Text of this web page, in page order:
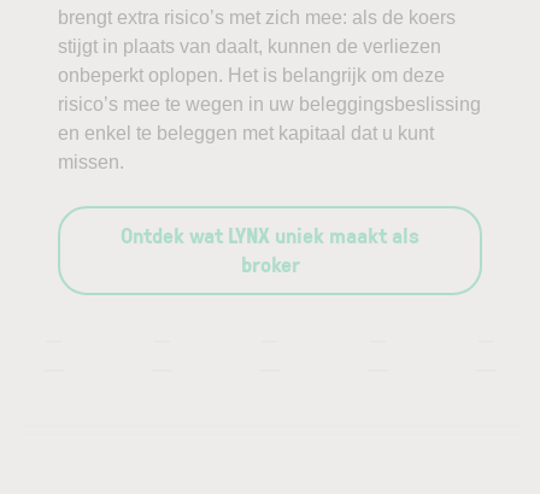
brengt extra risico’s met zich mee: als de koers
stijgt in plaats van daalt, kunnen de verliezen
onbeperkt oplopen. Het is belangrijk om deze
risico’s mee te wegen in uw beleggingsbeslissing
en enkel te beleggen met kapitaal dat u kunt
missen.
Ontdek wat LYNX uniek maakt als
broker